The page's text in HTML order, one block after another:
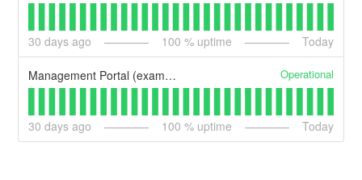
30 days ago 100 % uptime Today
Management Portal (example) Operational
30 days ago 100 % uptime Today